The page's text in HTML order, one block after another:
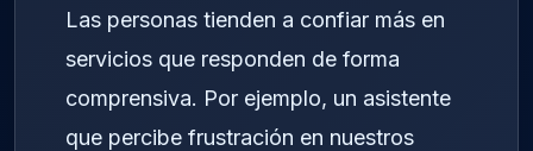
Las personas tienden a confiar más en
servicios que responden de forma
comprensiva. Por ejemplo, un asistente
que percibe frustración en nuestros